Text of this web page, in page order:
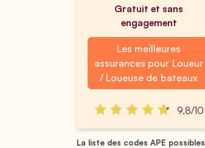
Gratuit et sans
engagement
Les meilleures
assurances pour Loueur
/ Loueuse de bateaux
9,8/10
La liste des codes APE possibles